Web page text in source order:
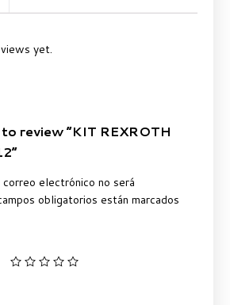
yet.
review “KIT REXROTH
electrónico no será
obligatorios están marcados